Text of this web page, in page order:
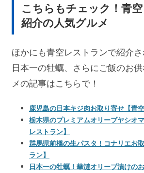
こちらもチェック！青
紹介の人気グルメ
ほかにも青空レストランで紹介
日本一の牡蠣、さらにご飯のお
メの記事はこちらで！
鹿児島の日本キジ肉お取り寄せ【青
栃木県のプレミアムオリーブヤシオ
レストラン】
群馬県前橋の生パスタ！コナリエお
ラン】
日本一の牡蠣！華漣オリーブ漬けの